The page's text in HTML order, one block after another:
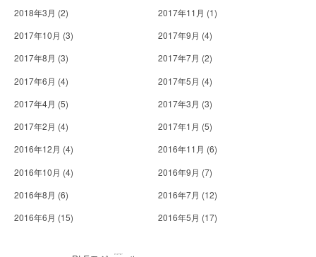
2018年3月 (2) 2017年11月 (1)
2017年10月 (3) 2017年9月 (4)
2017年8月 (3) 2017年7月 (2)
2017年6月 (4) 2017年5月 (4)
2017年4月 (5) 2017年3月 (3)
2017年2月 (4) 2017年1月 (5)
2016年12月 (4) 2016年11月 (6)
2016年10月 (4) 2016年9月 (7)
2016年8月 (6) 2016年7月 (12)
2016年6月 (15) 2016年5月 (17)